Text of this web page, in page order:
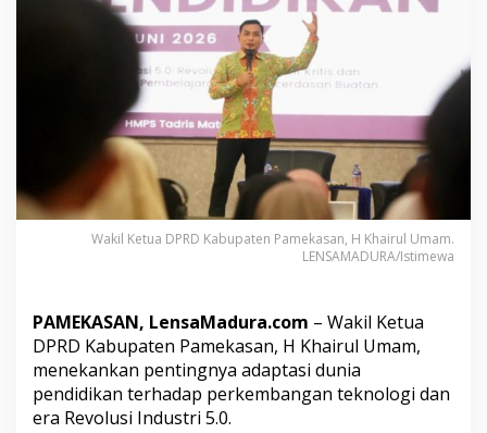
P
R
D
P
a
m
e
k
s
a
n
a
s
i
s
w
a
Wakil Ketua DPRD Kabupaten Pamekasan, H Khairul Umam.
LENSAMADURA/Istimewa
PAMEKASAN, LensaMadura.com – Wakil Ketua
DPRD Kabupaten Pamekasan, H Khairul Umam,
menekankan pentingnya adaptasi dunia
pendidikan terhadap perkembangan teknologi dan
era Revolusi Industri 5.0.